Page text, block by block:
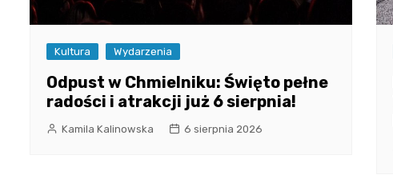
Kultura Wydarzenia
Odpust w Chmielniku: Święto pełne
radości i atrakcji już 6 sierpnia!
Kamila Kalinowska 6 sierpnia 2026